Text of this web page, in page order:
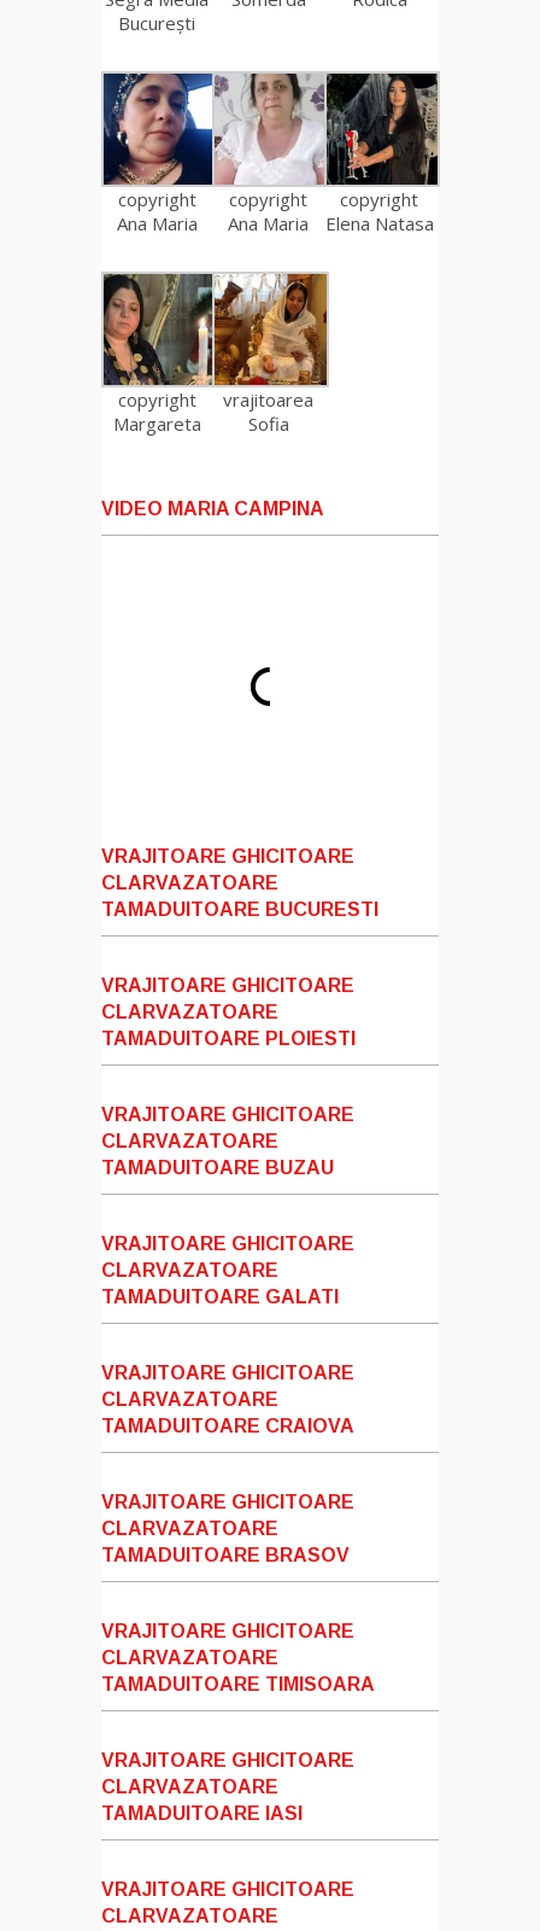
București
copyright
Ana Maria
copyright
Ana Maria
copyright
Elena Natasa
copyright
Margareta
vrajitoarea
Sofia
VIDEO MARIA CAMPINA
VRAJITOARE GHICITOARE
CLARVAZATOARE
TAMADUITOARE BUCURESTI
VRAJITOARE GHICITOARE
CLARVAZATOARE
TAMADUITOARE PLOIESTI
VRAJITOARE GHICITOARE
CLARVAZATOARE
TAMADUITOARE BUZAU
VRAJITOARE GHICITOARE
CLARVAZATOARE
TAMADUITOARE GALATI
VRAJITOARE GHICITOARE
CLARVAZATOARE
TAMADUITOARE CRAIOVA
VRAJITOARE GHICITOARE
CLARVAZATOARE
TAMADUITOARE BRASOV
VRAJITOARE GHICITOARE
CLARVAZATOARE
TAMADUITOARE TIMISOARA
VRAJITOARE GHICITOARE
CLARVAZATOARE
TAMADUITOARE IASI
VRAJITOARE GHICITOARE
CLARVAZATOARE